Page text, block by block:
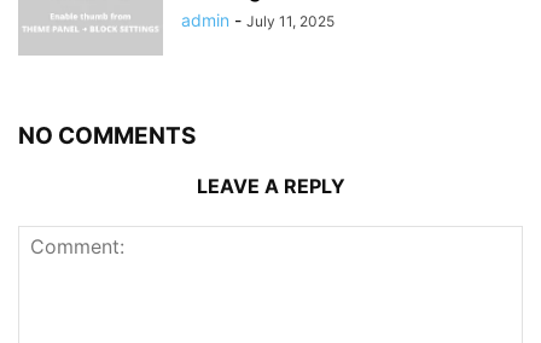
admin - July 11, 2025
NO COMMENTS
LEAVE A REPLY